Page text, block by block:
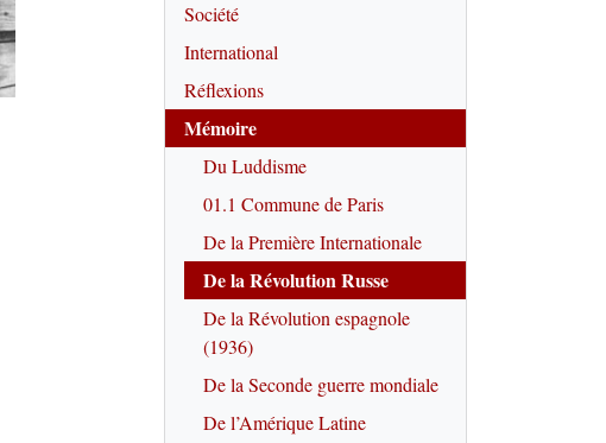
Société
International
Réflexions
Mémoire
Du Luddisme
01.1 Commune de Paris
De la Première Internationale
De la Révolution Russe
De la Révolution espagnole
(1936)
De la Seconde guerre mondiale
De l’Amérique Latine